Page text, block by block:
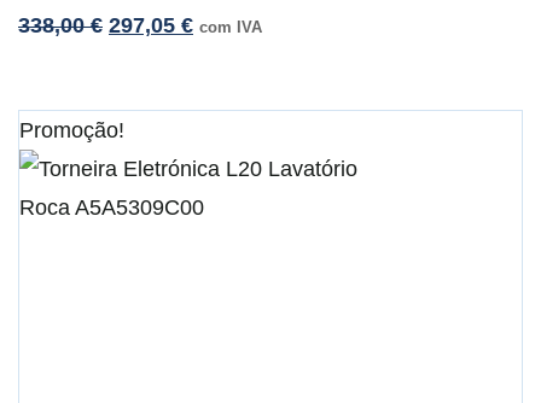
338,00€ 297,05 € com IVA
Promoção!